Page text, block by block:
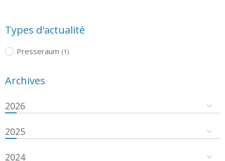
Types d'actualité
Presseraum (1)
Archives
2026
2025
2024